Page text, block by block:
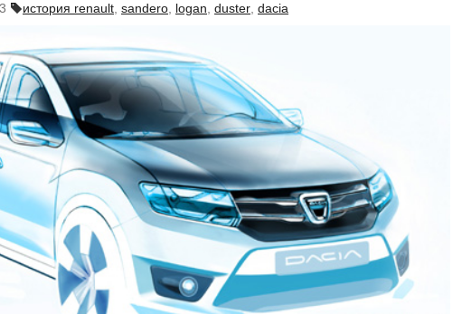
история renault sandero logan duster dacia